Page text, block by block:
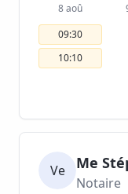
8 aoû
09:30
10:10
Ve Me
Notaire